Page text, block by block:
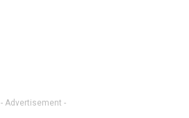
- Advertisement -